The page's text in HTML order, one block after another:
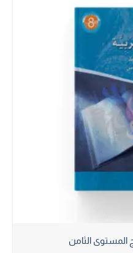
المستوى الثامن